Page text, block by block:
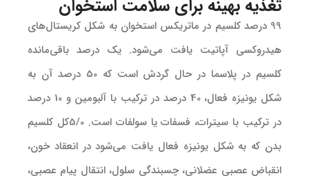
تغذیه بهینه برای سلامت استخوان
99 درصد کلسیم در ماتریکس استخوان به شکل کریستال‌های
هیدروکسی آپاتیت یافت می‌شود. یک درصد باقی‌مانده
کلسیم در پلاسما در حال گردش است که 50 درصد آن به
شکل یونیزه فعال، 40 درصد در ترکیب با آلبومین و 10 درصد
در ترکیب با سیترات، فسفات یا سولفات است. 5/0کل کلسیم
بدن که به شکل یونیزه فعال یافت می‌شود در انعقاد خون،
انقباض عصبی عضلانی، چسبندگی سلول، انتقال پیام عصبی،